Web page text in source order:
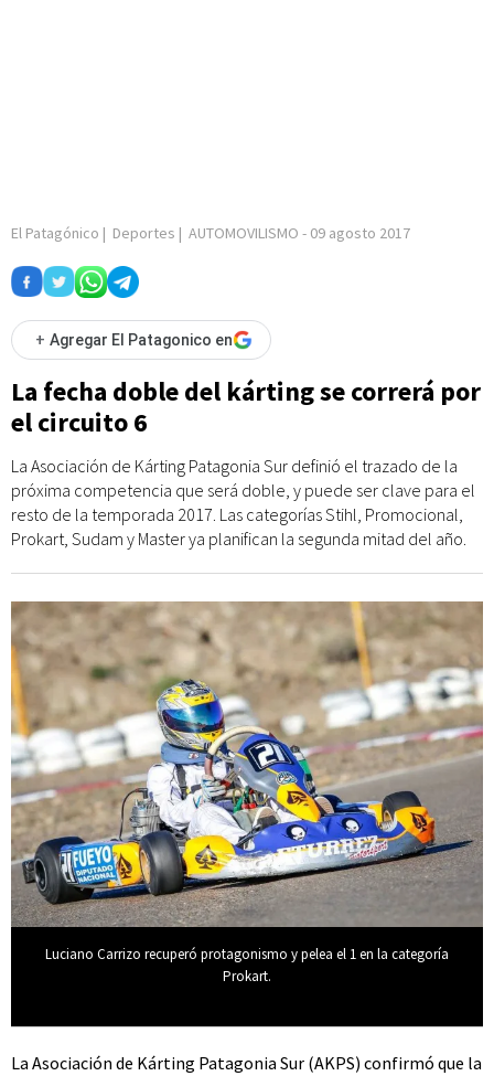
El Patagónico | Deportes | AUTOMOVILISMO - 09 agosto 2017
+ Agregar El Patagonico en
La fecha doble del kárting se correrá por
el circuito 6
La Asociación de Kárting Patagonia Sur definió el trazado de la
próxima competencia que será doble, y puede ser clave para el
resto de la temporada 2017. Las categorías Stihl, Promocional,
Prokart, Sudam y Master ya planifican la segunda mitad del año.
Luciano Carrizo recuperó protagonismo y pelea el 1 en la categoría
Prokart.
La Asociación de Kárting Patagonia Sur (AKPS) confirmó que la